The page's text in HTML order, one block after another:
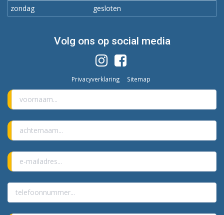
zondag
gesloten
Volg ons op social media
Privacyverklaring Sitemap